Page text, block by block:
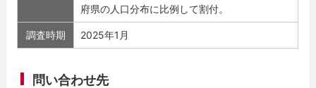
府県の人口分布に比例して割付。
調査時期 2025年1月
問い合わせ先